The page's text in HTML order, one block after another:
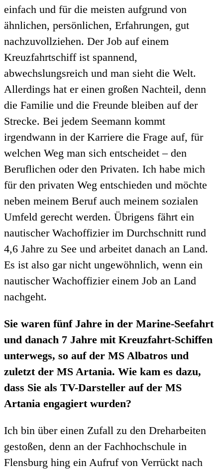
einfach und für die meisten aufgrund von
ähnlichen, persönlichen, Erfahrungen, gut
nachzuvollziehen. Der Job auf einem
Kreuzfahrtschiff ist spannend,
abwechslungsreich und man sieht die Welt.
Allerdings hat er einen großen Nachteil, denn
die Familie und die Freunde bleiben auf der
Strecke. Bei jedem Seemann kommt
irgendwann in der Karriere die Frage auf, für
welchen Weg man sich entscheidet – den
Beruflichen oder den Privaten. Ich habe mich
für den privaten Weg entschieden und möchte
neben meinem Beruf auch meinem sozialen
Umfeld gerecht werden. Übrigens fährt ein
nautischer Wachoffizier im Durchschnitt rund
4,6 Jahre zu See und arbeitet danach an Land.
Es ist also gar nicht ungewöhnlich, wenn ein
nautischer Wachoffizier einem Job an Land
nachgeht.
Sie waren fünf Jahre in der Marine-Seefahrt
und danach 7 Jahre mit Kreuzfahrt-Schiffen
unterwegs, so auf der MS Albatros und
zuletzt der MS Artania. Wie kam es dazu,
dass Sie als TV-Darsteller auf der MS
Artania engagiert wurden?
Ich bin über einen Zufall zu den Dreharbeiten
gestoßen, denn an der Fachhochschule in
Flensburg hing ein Aufruf von Verrückt nach